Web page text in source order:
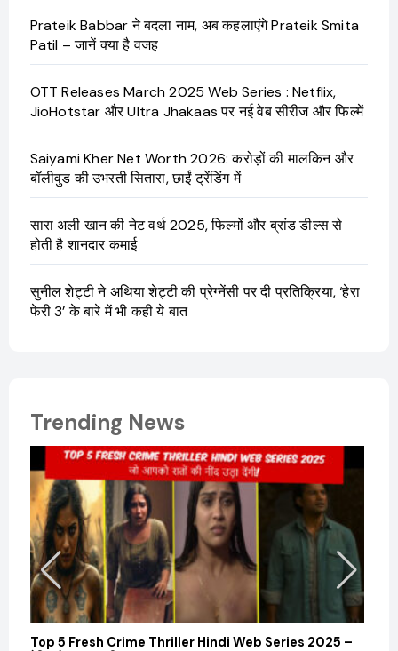
Prateik Babbar ने बदला नाम, अब कहलाएंगे Prateik Smita
Patil – जानें क्या है वजह
OTT Releases March 2025 Web Series : Netflix,
JioHotstar और Ultra Jhakaas पर नई वेब सीरीज और फिल्में
Saiyami Kher Net Worth 2026: करोड़ों की मालकिन और
बॉलीवुड की उभरती सितारा, छाईं ट्रेंडिंग में
सारा अली खान की नेट वर्थ 2025, फिल्मों और ब्रांड डील्स से
होती है शानदार कमाई
सुनील शेट्टी ने अथिया शेट्टी की प्रेग्नेंसी पर दी प्रतिक्रिया, ‘हेरा
फेरी 3’ के बारे में भी कही ये बात
Trending News
Top 5 Fresh Crime Thriller Hindi Web Series 2025 –